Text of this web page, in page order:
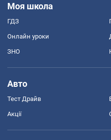
Моя школа
ГДЗ
Онлайн уроки
ЗНО
Авто
Тест Драйв
Акції